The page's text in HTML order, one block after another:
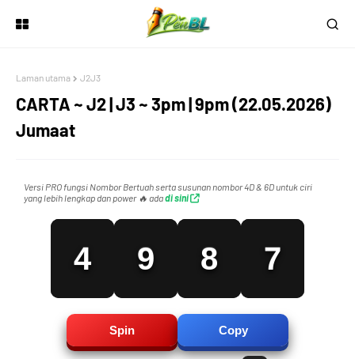
Laman utama J2J3
CARTA ~ J2 | J3 ~ 3pm | 9pm (22.05.2026)
Jumaat
Versi PRO fungsi Nombor Bertuah serta susunan nombor 4D & 6D untuk ciri
yang lebih lengkap dan power 🔥 adadi sini
2
3
4
5
6
7
8
9
0
5
6
7
8
9
5
6
7
8
Spin Copy